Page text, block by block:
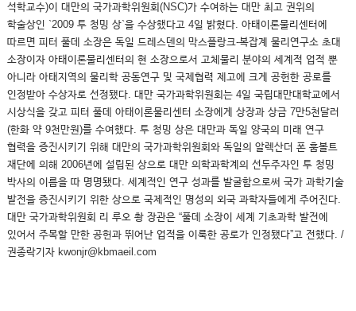
석학교수)이 대만의 국가과학위원회(NSC)가 수여하는 대만 최고 권위의
학술상인 `2009 투 청밍 상`을 수상했다고 4일 밝혔다. 아태이론물리센터에
따르면 피터 풀데 소장은 독일 드레스덴의 막스플랑크-복잡계 물리연구소 초대
소장이자 아태이론물리센터의 현 소장으로서 고체물리 분야의 세계적 업적 뿐
아니라 아태지역의 물리학 공동연구 및 국제협력 제고에 크게 공헌한 공로를
인정받아 수상자로 선정됐다. 대만 국가과학위원회는 4일 국립대만대학교에서
시상식을 갖고 피터 풀데 아태이론물리센터 소장에게 상장과 상금 7만5천달러
(한화 약 9천만원)를 수여했다. 투 청밍 상은 대만과 독일 양국의 미래 연구
협력을 증진시키기 위해 대만의 국가과학위원회와 독일의 알렉산더 폰 훔볼트
재단에 의해 2006년에 설립된 상으로 대만 의학과학계의 선두주자인 투 청밍
박사의 이름을 따 명명됐다. 세계적인 연구 성과를 발굴함으로써 국가 과학기술
발전을 증진시키기 위한 상으로 국제적인 명성의 외국 과학자들에게 주어진다.
대만 국가과학위원회 리 루오 촹 장관은 “풀데 소장이 세계 기초과학 발전에
있어서 주목할 만한 공헌과 뛰어난 업적을 이룩한 공로가 인정됐다”고 전했다. /
권종락기자 kwonjr@kbmaeil.com